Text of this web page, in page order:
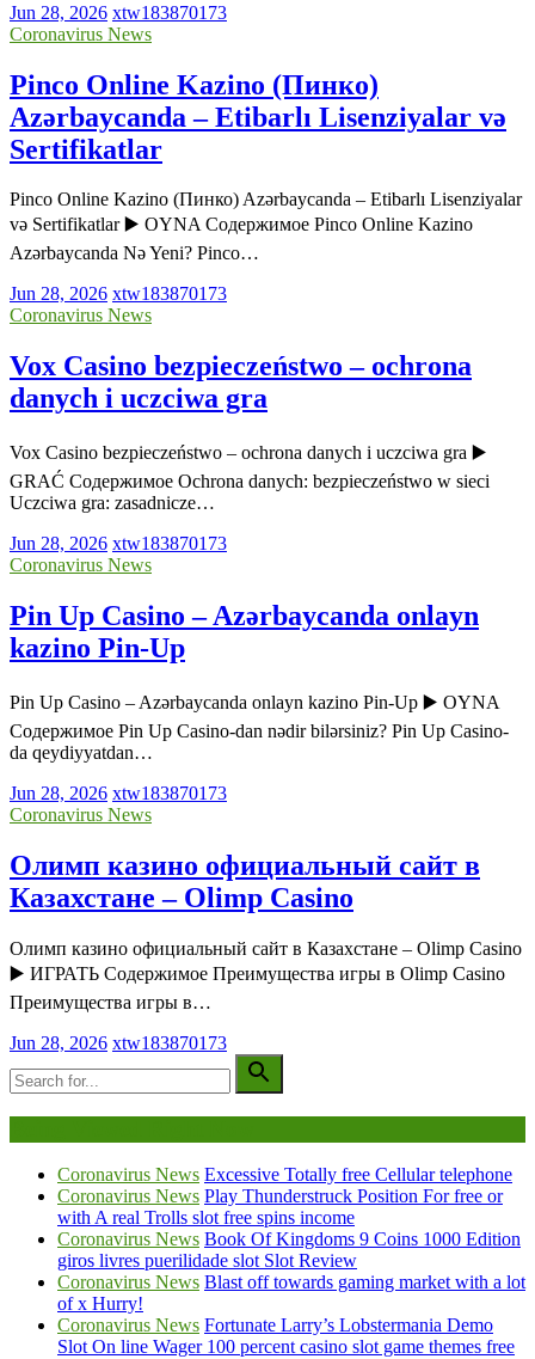
Jun 28, 2026 xtw183870173
Coronavirus News
Pinco Online Kazino (Пинко)
Azərbaycanda – Etibarlı Lisenziyalar və
Sertifikatlar
Pinco Online Kazino (Пинко) Azərbaycanda – Etibarlı Lisenziyalar
və Sertifikatlar ▶️ OYNA Содержимое Pinco Online Kazino
Azərbaycanda Nə Yeni? Pinco…
Jun 28, 2026 xtw183870173
Coronavirus News
Vox Casino bezpieczeństwo – ochrona
danych i uczciwa gra
Vox Casino bezpieczeństwo – ochrona danych i uczciwa gra ▶️
GRAĆ Содержимое Ochrona danych: bezpieczeństwo w sieci
Uczciwa gra: zasadnicze…
Jun 28, 2026 xtw183870173
Coronavirus News
Pin Up Casino – Azərbaycanda onlayn
kazino Pin-Up
Pin Up Casino – Azərbaycanda onlayn kazino Pin-Up ▶️ OYNA
Содержимое Pin Up Casino-dan nədir bilərsiniz? Pin Up Casino-
da qeydiyyatdan…
Jun 28, 2026 xtw183870173
Coronavirus News
Олимп казино официальный сайт в
Казахстане – Olimp Casino
Олимп казино официальный сайт в Казахстане – Olimp Casino
▶️ ИГРАТЬ Содержимое Преимущества игры в Olimp Casino
Преимущества игры в…
Jun 28, 2026 xtw183870173
Coronavirus News Excessive Totally free Cellular telephone
Coronavirus News Play Thunderstruck Position For free or
with A real Trolls slot free spins income
Coronavirus News Book Of Kingdoms 9 Coins 1000 Edition
giros livres puerilidade slot Slot Review
Coronavirus News Blast off towards gaming market with a lot
of x Hurry!
Coronavirus News Fortunate Larry’s Lobstermania Demo
Slot On line Wager 100 percent casino slot game themes free